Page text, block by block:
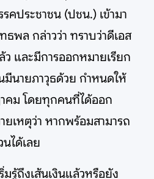
ประชาชน (ปชน.) เข้ามา
พล กล่าวว่า ทราบว่าดีเอส
และมีการออกหมายเรียก
นายภาวุธด้วย กำหนดให้
คม โดยทุกคนที่ได้ออก
ยเหตุว่า หากพร้อมสามารถ
ได้เลย
รู้ถึงเส้นเงินแล้วหรือยัง